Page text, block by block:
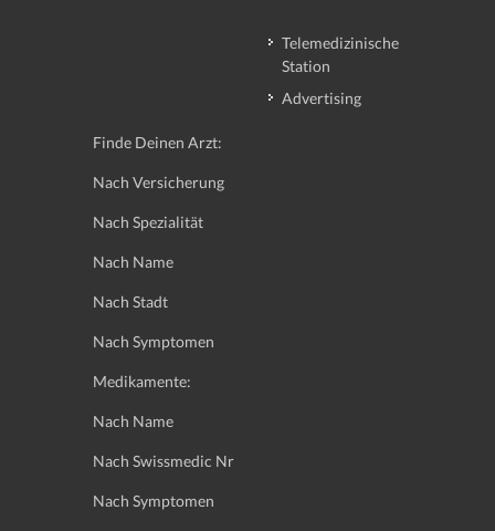
Telemedizinische
Station
Advertising
Finde Deinen Arzt:
Nach Versicherung
Nach Spezialität
Nach Name
Nach Stadt
Nach Symptomen
Medikamente:
Nach Name
Nach Swissmedic Nr
Nach Symptomen